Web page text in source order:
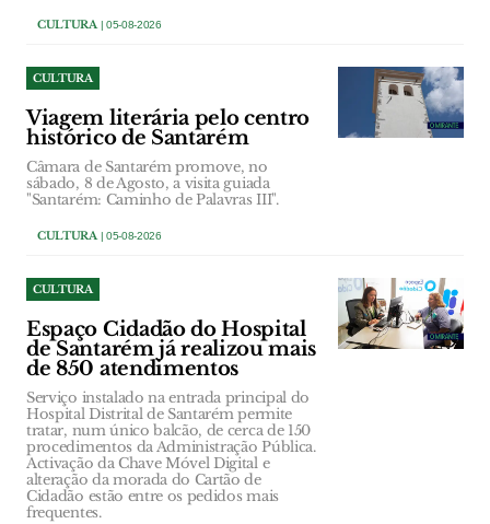
CULTURA| 05-08-2026
CULTURA
Viagem literária pelo centro
histórico de Santarém
Câmara de Santarém promove, no
sábado, 8 de Agosto, a visita guiada
"Santarém: Caminho de Palavras III".
CULTURA| 05-08-2026
CULTURA
Espaço Cidadão do Hospital
de Santarém já realizou mais
de 850 atendimentos
Serviço instalado na entrada principal do
Hospital Distrital de Santarém permite
tratar, num único balcão, de cerca de 150
procedimentos da Administração Pública.
Activação da Chave Móvel Digital e
alteração da morada do Cartão de
Cidadão estão entre os pedidos mais
frequentes.